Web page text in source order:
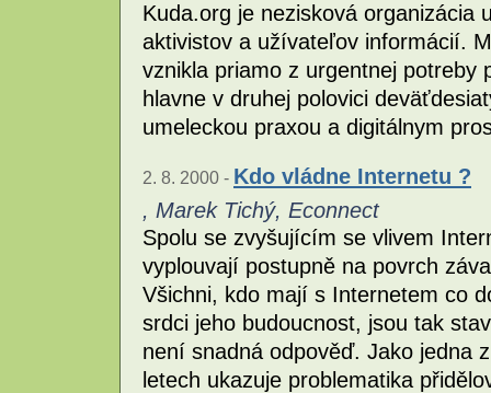
Kuda.org je nezisková organizácia
aktivistov a užívateľov informácií.
vznikla priamo z urgentnej potreby
hlavne v druhej polovici
umeleckou praxou a digitálnym
2. 8. 2000 - Kdo vládne Internetu ?
, Marek Tichý, Econnect
Spolu se zvyšujícím se vlivem
vyplouvají postupně na povrch
Všichni, kdo mají s Internetem co
srdci jeho budoucnost, jsou tak
není snadná odpověď. Jako jedna
letech ukazuje problematika